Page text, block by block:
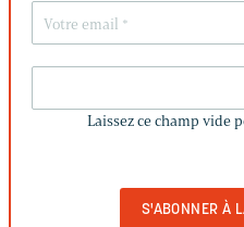
Laissez ce champ vide